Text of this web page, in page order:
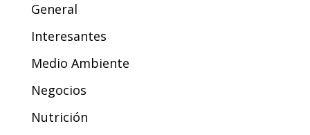
General
Interesantes
Medio Ambiente
Negocios
Nutrición